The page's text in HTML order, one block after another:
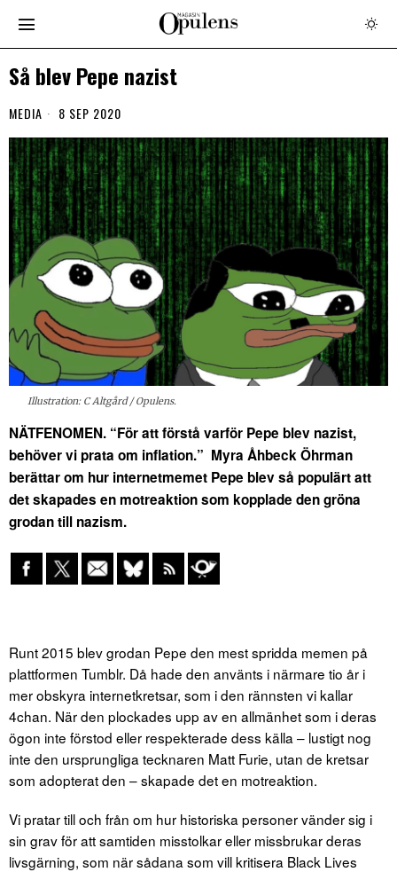
Så blev Pepe nazist
MEDIA 8 SEP 2020
Illustration: C Altgård / Opulens.
NÄTFENOMEN. “För att förstå varför Pepe blev nazist,
behöver vi prata om inflation.” Myra Åhbeck Öhrman
berättar om hur internetmemet Pepe blev så populärt att
det skapades en motreaktion som kopplade den gröna
grodan till nazism.
Runt 2015 blev grodan Pepe den mest spridda memen på
plattformen Tumblr. Då hade den använts i närmare tio år i
mer obskyra internetkretsar, som i den rännsten vi kallar
4chan. När den plockades upp av en allmänhet som i deras
ögon inte förstod eller respekterade dess källa – lustigt nog
inte den ursprungliga tecknaren Matt Furie, utan de kretsar
som adopterat den – skapade det en motreaktion.
Vi pratar till och från om hur historiska personer vänder sig i
sin grav för att samtiden misstolkar eller missbrukar deras
livsgärning, som när sådana som vill kritisera Black Lives